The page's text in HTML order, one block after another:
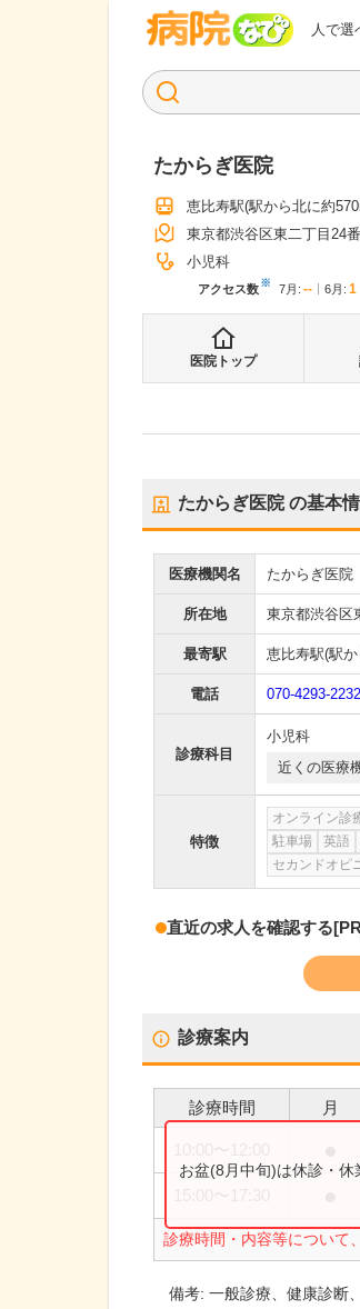
人で選
病院なび
たからぎ医院
恵比寿駅(駅から北に約
東京都渋谷区東二丁目24
小児科
アクセス数※ 7月 : -- 6月 : 1
医院トップ
たからぎ医院の基本
医療機関名 たからぎ医院
所在地 東京都渋谷区
最寄駅 恵比寿駅(駅か
電話 070-4293-2232
診療科目
小児科
近くの医療
特徴
オンライン診
駐車場
英語
セカンドオピ
直近の求人を確認する
診療案内
診療時間 月
診療時間・内容等について
お盆(8月中旬)は休診・休
備考:一般診療、健康診断